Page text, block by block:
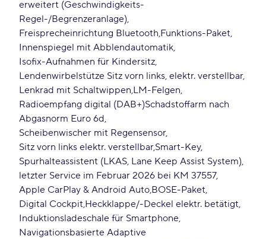
erweitert (Geschwindigkeits-
Regel-/Begrenzeranlage)
Freisprecheinrichtung Bluetooth Funktions-Paket
Innenspiegel mit Abblendautomatik
Isofix-Aufnahmen für Kindersitz
Lendenwirbelstütze Sitz vorn links, elektr. verstellbar
Lenkrad mit Schaltwippen LM-Felgen
Radioempfang digital (DAB+)Schadstoffarm nach
Abgasnorm Euro 6d
Scheibenwischer mit Regensensor
Sitz vorn links elektr. verstellbar Smart-Key
Spurhalteassistent (LKAS, Lane Keep Assist System)
letzter Service im Februar 2026 bei KM 37557
Apple CarPlay & Android Auto BOSE-Paket
Digital Cockpit Heckklappe/-Deckel elektr. betätigt
Induktionsladeschale für Smartphone
Navigationsbasierte Adaptive